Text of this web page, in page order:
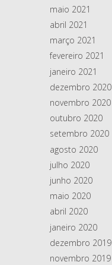
maio 2021
abril 2021
março 2021
fevereiro 2021
janeiro 2021
dezembro 2020
novembro 2020
outubro 2020
setembro 2020
agosto 2020
julho 2020
junho 2020
maio 2020
abril 2020
janeiro 2020
dezembro 2019
novembro 2019